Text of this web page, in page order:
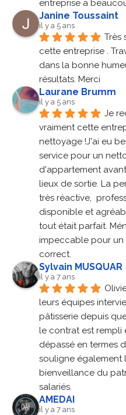
entreprise a
Janine Toussaint
il y a 5 ans
Très
cette entreprise .
dans la bonne
résultats. Merci
Laurane Brumm
il y a 5 ans
Je
vraiment cette
nettoyage !J'ai eu
service pour un
d'appartement
lieux de sortie. La
très réactive,
disponible et
tout était parfait.
impeccable pour un
correct.
Sylvain MUSQUAR
il y a 7 ans
leurs équipes
pâtisserie depuis
le contrat est rempli
dépassé en termes
souligne également
bienveillance du
salariés.
AMEDAI
il y a 7 ans